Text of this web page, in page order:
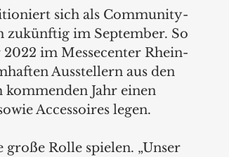
sich als Community-
im September. So
im Messecenter Rhein-
Ausstellern aus den
Jahr einen
Accessoires legen.
Rolle spielen. „Unser